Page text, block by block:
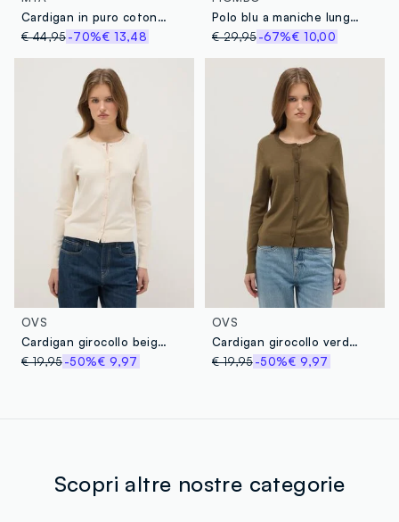
Cardigan in puro cotone nero regular fit con bottoni dorati
€ 44,95-70%€ 13,48
Polo blu a maniche lunghe in puro cotone regular fit
€ 29,95 -67%€ 10,00
OVS
Cardigan girocollo beige regular fit
€ 19,95-50%€ 9,97
OVS
Cardigan girocollo verde regular fit
€ 19,95 -50%€ 9,97
Scopri altre nostre categorie